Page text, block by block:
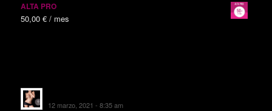
ALTA PRO
50,00 € / mes
12 marzo, 2021 - 8:35 am